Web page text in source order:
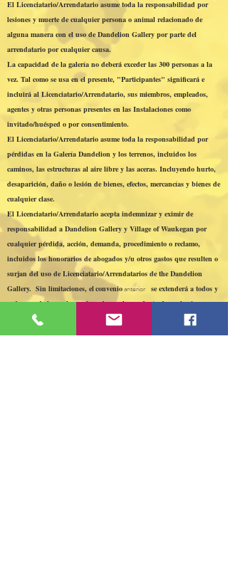
El Licenciatario/Arrendatario asume toda la responsabilidad por
lesiones y muerte de cualquier persona o animal relacionado de
alguna manera con el uso de Dandelion Gallery por parte del
arrendatario por cualquier causa.
La capacidad de la galería no deberá exceder las 300 personas a la
vez. Tal como se usa en el presente, "Participantes" significará e
incluirá al Licenciatario/Arrendatario, sus miembros, empleados,
agentes y otras personas presentes en las Instalaciones como
invitado/huésped o por consentimiento.
El Licenciatario/Arrendatario asume toda la responsabilidad por
pérdidas en la Galería Dandelion y los terrenos, incluidos los
caminos, las estructuras al aire libre y las aceras. Incluyendo hurto,
desaparición, daño o lesión de bienes, efectos, mercancías y bienes de
cualquier clase.
El Licenciatario/Arrendatario acepta indemnizar y eximir de
responsabilidad a Dandelion Gallery y Village of Waukegan por
cualquier pérdida, acción, demanda, procedimiento o reclamo,
incluidos los honorarios de abogados y/u otros gastos que resulten o
surjan del uso de Licenciatario/Arrendatarios de the Dandelion
Gallery. Sin limitaciones, elconvenioanterior se extenderá a todos y
cada uno de los reclamos basados en la conducta de cualquier
participante que consuma alcohol o cualquier otra droga mientras
participa en tales actividades, incluyendo pero no limitado a